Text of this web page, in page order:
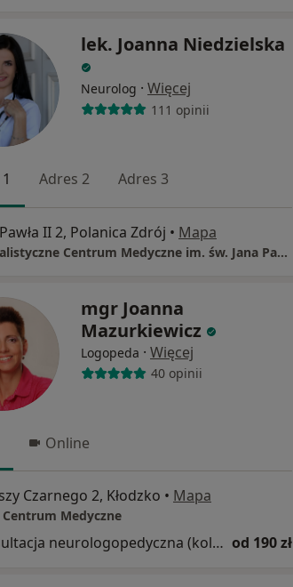
lek. Joanna Niedzielska
Neurolog · Więcej
111 opinii
Adres 2 Adres 3
II 2, Polanica Zdrój • Mapa
Specjalistyczne Centrum Medyczne im. św. Jana Pawła II S.A. w Polanicy-Zdroju
mgr Joanna
Mazurkiewicz
Logopeda · Więcej
40 opinii
Online
Czarnego 2, Kłodzko • Mapa
Centrum Medyczne
Konsultacja neurologopedyczna (kolejna wizyta) od 190 zł